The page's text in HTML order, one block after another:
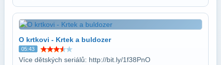
O krtkovi - Krtek a buldozer
05:43
Více dětských seriálů: http://bit.ly/1f38PnO